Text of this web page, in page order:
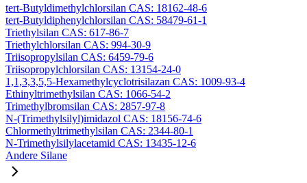
tert-Butyldimethylchlorsilan CAS: 18162-48-6
tert-Butyldiphenylchlorsilan CAS: 58479-61-1
Triethylsilan CAS: 617-86-7
Triethylchlorsilan CAS: 994-30-9
Triisopropylsilan CAS: 6459-79-6
Triisopropylchlorsilan CAS: 13154-24-0
1,1,3,3,5,5-Hexamethylcyclotrisilazan CAS: 1009-93-4
Ethinyltrimethylsilan CAS: 1066-54-2
Trimethylbromsilan CAS: 2857-97-8
N-(Trimethylsilyl)imidazol CAS: 18156-74-6
Chlormethyltrimethylsilan CAS: 2344-80-1
N-Trimethylsilylacetamid CAS: 13435-12-6
Andere Silane